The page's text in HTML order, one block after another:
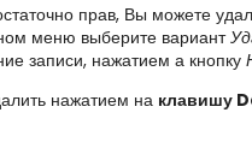
прав, Вы можете
меню выберите вариант
записи, нажатием а кнопку
нажатием на клавишу